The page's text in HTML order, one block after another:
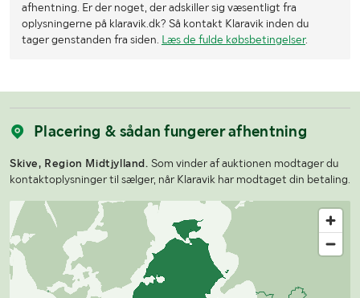
afhentning. Er der noget, der adskiller sig væsentligt fra
oplysningerne på klaravik.dk? Så kontakt Klaravik inden du
tager genstanden fra siden. Læs de fulde købsbetingelser.
Placering & sådan fungerer afhentning
Skive, Region Midtjylland. Som vinder af auktionen modtager du
kontaktoplysninger til sælger, når Klaravik har modtaget din betaling.